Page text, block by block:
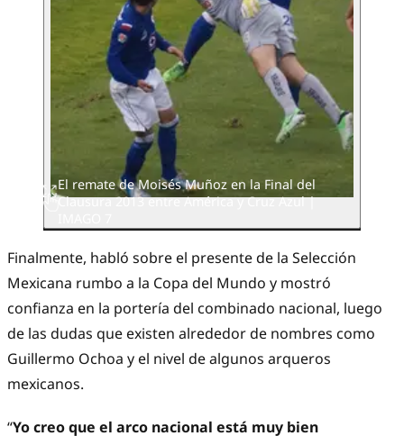
El remate de Moisés Muñoz en la Final del
Clausura 2013 entre América y Cruz Azul |
Finalmente, habló sobre el presente de la Selección
Mexicana rumbo a la Copa del Mundo y mostró
confianza en la portería del combinado nacional, luego
de las dudas que existen alrededor de nombres como
Guillermo Ochoa y el nivel de algunos arqueros
mexicanos.
“Yo creo que el arco nacional está muy bien